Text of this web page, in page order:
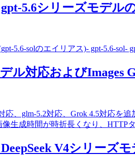
5.6シリーズモデル
5.6-solのエイリアス)- gpt-5.6-sol-
ル対応およびImages
対応、glm-5.2対応、Grok 4.5対応
像生成時間が時折長くなり、
V4シリーズ